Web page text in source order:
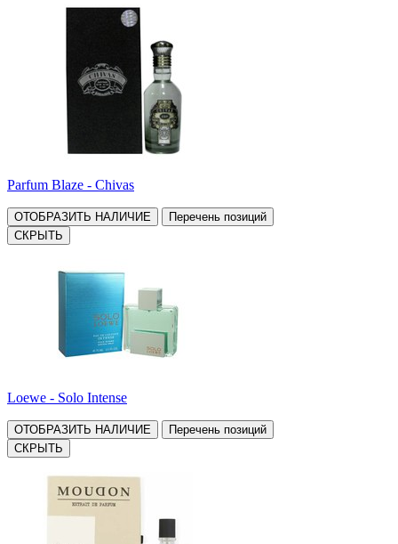
Parfum Blaze - Chivas
ОТОБРАЗИТЬ НАЛИЧИЕ
Перечень позиций
СКРЫТЬ
Loewe - Solo Intense
ОТОБРАЗИТЬ НАЛИЧИЕ
Перечень позиций
СКРЫТЬ